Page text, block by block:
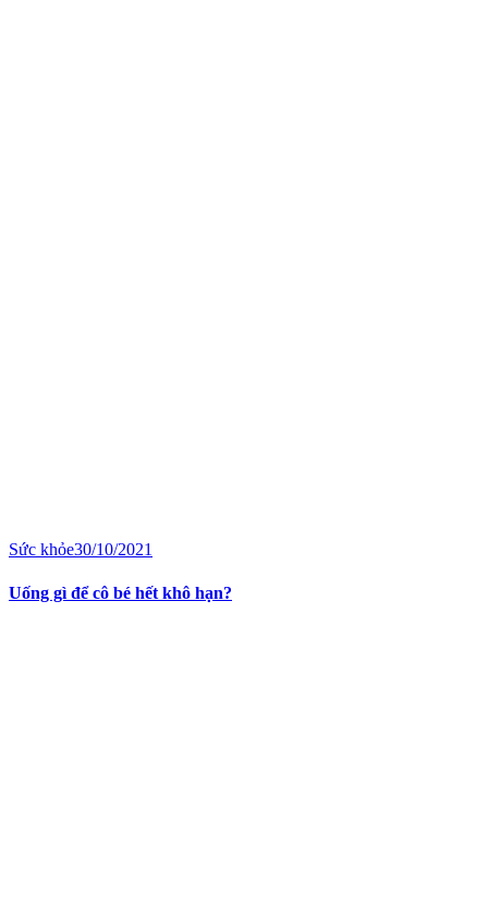
Sức khỏe30/10/2021
Uống gì để cô bé hết khô hạn?